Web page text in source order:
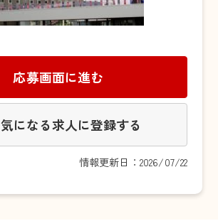
応募画面に進む
気になる求人に登録する
情報更新日：2026/07/22